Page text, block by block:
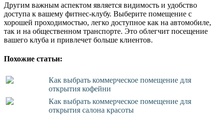
Другим важным аспектом является видимость и удобство
доступа к вашему фитнес-клубу. Выберите помещение с
хорошей проходимостью, легко доступное как на автомобиле,
так и на общественном транспорте. Это облегчит посещение
вашего клуба и привлечет больше клиентов.
Похожие статьи:
Как выбрать коммерческое помещение для
открытия кофейни
Как выбрать коммерческое помещение для
открытия салона красоты